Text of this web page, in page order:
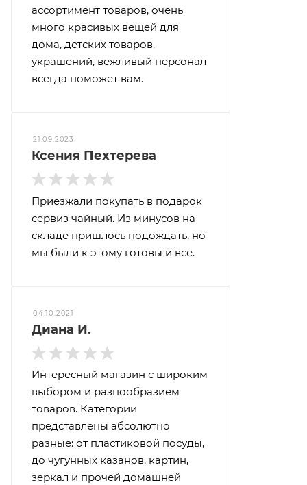
ассортимент товаров, очень
много красивых вещей для
дома, детских товаров,
украшений, вежливый персонал
всегда поможет вам.
21.09.2023
Ксения Пехтерева
Приезжали покупать в подарок
сервиз чайный. Из минусов на
складе пришлось подождать, но
мы были к этому готовы и всё.
04.10.2021
Диана И.
Интересный магазин с широким
выбором и разнообразием
товаров. Категории
представлены абсолютно
разные: от пластиковой посуды,
до чугунных казанов, картин,
зеркал и прочей домашней